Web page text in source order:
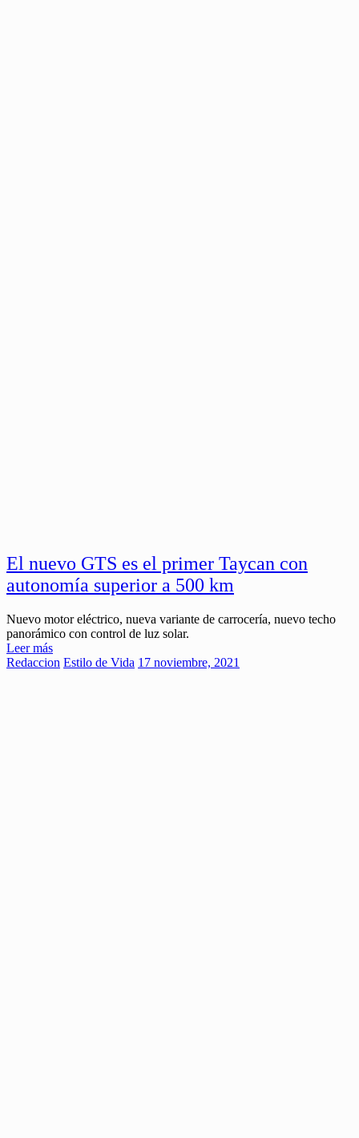
El nuevo GTS es el primer Taycan con
autonomía superior a 500 km
Nuevo motor eléctrico, nueva variante de carrocería, nuevo techo
panorámico con control de luz solar.
Leer más
Redaccion Estilo de Vida 17 noviembre, 2021